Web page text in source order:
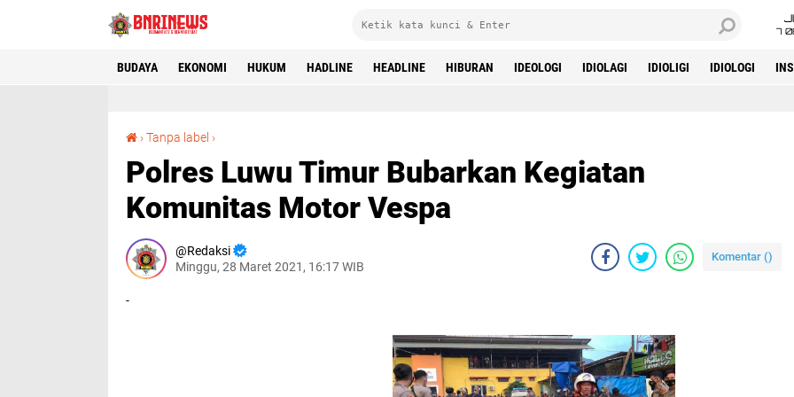
7
BUDAYA EKONOMI HUKUM HADLINE HEADLINE HIBURAN IDEOLOGI IDIOLAGI IDIOLIGI IDIOLOGI
›Tanpa label ›
Polres Luwu Timur Bubarkan Kegiatan
Komunitas Motor Vespa
Redaksi
Minggu, 28 Maret 2021, 16:17 WIB
Komentar ()
-